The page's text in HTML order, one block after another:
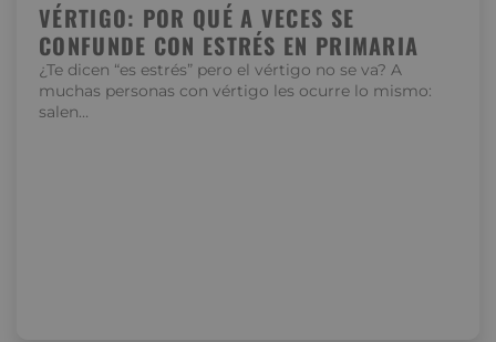
VÉRTIGO: POR QUÉ A VECES SE
CONFUNDE CON ESTRÉS EN PRIMARIA
¿Te dicen “es estrés” pero el vértigo no se va? A
muchas personas con vértigo les ocurre lo mismo:
salen…